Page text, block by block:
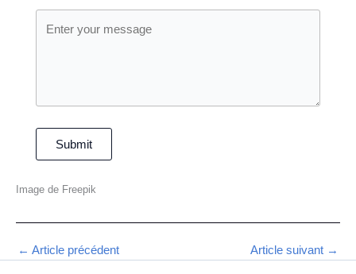
Submit
Image de Freepik
← Article précédent Article suivant →